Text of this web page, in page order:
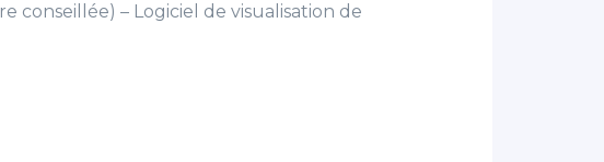
conseillée) – Logiciel de visualisation de